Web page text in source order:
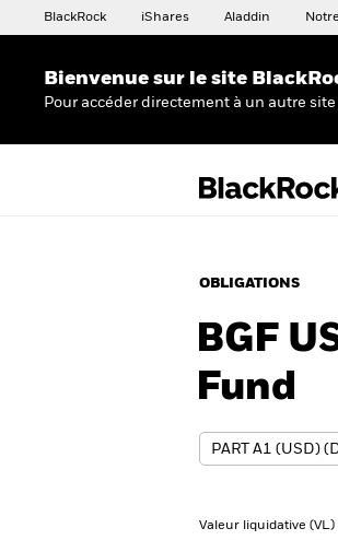
BlackRock iShares Aladdin
Bienvenue sur le site
Pour accéder directement à un autre
OBLIGATIONS
BGF
Fund
Valeur liquidative